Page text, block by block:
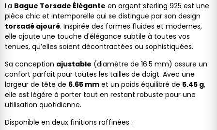
La Bague Torsade Élégante en argent sterling 925 est une
pièce chic et intemporelle qui se distingue par son design
torsadé ajouré. Inspirée des formes fluides et modernes,
elle ajoute une touche d'élégance subtile à toutes vos
tenues, qu’elles soient décontractées ou sophistiquées.
Sa conception ajustable (diamètre de 16.5 mm) assure un
confort parfait pour toutes les tailles de doigt. Avec une
largeur de tête de 6.65 mm et un poids équilibré de 5.45 g,
elle est légère à porter tout en restant robuste pour une
utilisation quotidienne.
Disponible en deux finitions raffinées :